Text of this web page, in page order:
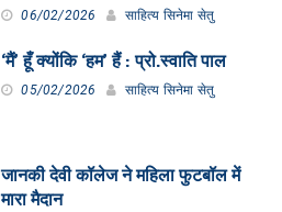
06/02/2026 साहित्य सिनेमा सेतु
‘मैं’ हूँ क्योंकि ‘हम’ हैं : प्रो.स्वाति पाल
05/02/2026 साहित्य सिनेमा सेतु
जानकी देवी कॉलेज ने महिला फुटबॉल में
मारा मैदान